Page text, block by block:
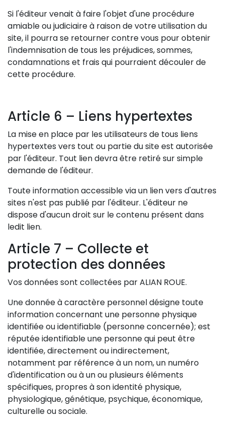
Si l'éditeur venait à faire l'objet d'une procédure
amiable ou judiciaire à raison de votre utilisation du
site, il pourra se retourner contre vous pour obtenir
l'indemnisation de tous les préjudices, sommes,
condamnations et frais qui pourraient découler de
cette procédure.
Article 6 – Liens hypertextes
La mise en place par les utilisateurs de tous liens
hypertextes vers tout ou partie du site est autorisée
par l'éditeur. Tout lien devra être retiré sur simple
demande de l'éditeur.
Toute information accessible via un lien vers d'autres
sites n'est pas publié par l'éditeur. L'éditeur ne
dispose d'aucun droit sur le contenu présent dans
ledit lien.
Article 7 – Collecte et
protection des données
Vos données sont collectées par ALIAN ROUE.
Une donnée à caractère personnel désigne toute
information concernant une personne physique
identifiée ou identifiable (personne concernée); est
réputée identifiable une personne qui peut être
identifiée, directement ou indirectement,
notamment par référence à un nom, un numéro
d'identification ou à un ou plusieurs éléments
spécifiques, propres à son identité physique,
physiologique, génétique, psychique, économique,
culturelle ou sociale.